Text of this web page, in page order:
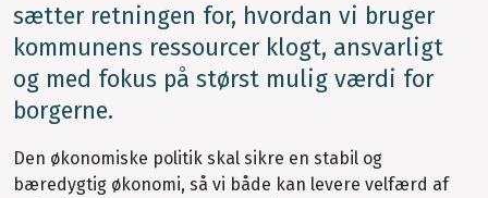
sætter retningen for, hvordan vi bruger
kommunens ressourcer klogt, ansvarligt
og med fokus på størst mulig værdi for
borgerne.
Den økonomiske politik skal sikre en stabil og
bæredygtig økonomi, så vi både kan levere velfærd af